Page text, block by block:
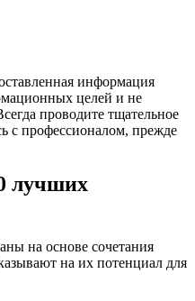
информация
целей и не
проводите тщательное
с профессионалом, прежде
лучших
на основе сочетания
на их потенциал для